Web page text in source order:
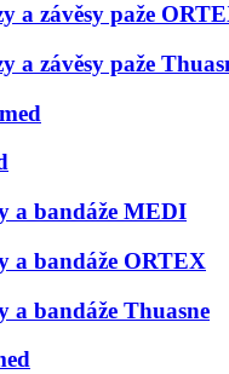
a závěsy paže
a závěsy paže
a bandáže MEDI
a bandáže ORTEX
a bandáže Thuasne